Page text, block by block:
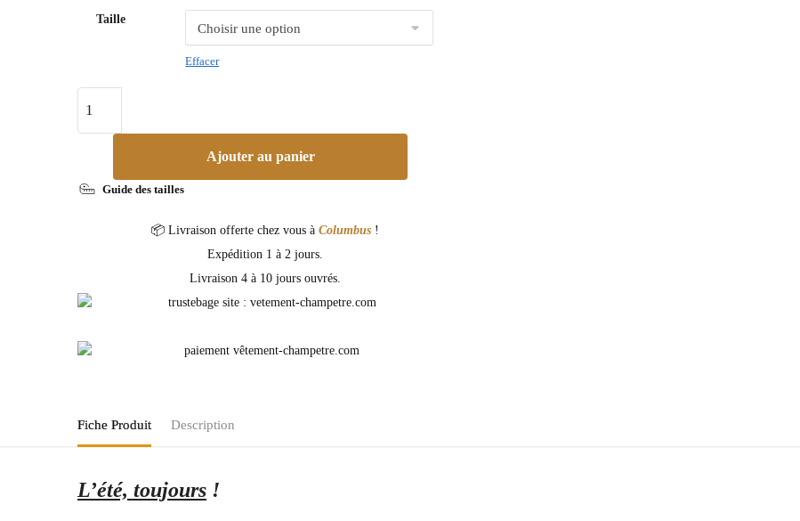
Taille
Effacer
Ajouter au panier
Guide des tailles
📦 Livraison offerte chez vous à Columbus !
Expédition 1 à 2 jours.
Livraison 4 à 10 jours ouvrés.
Fiche Produit Description
L’été, toujours !